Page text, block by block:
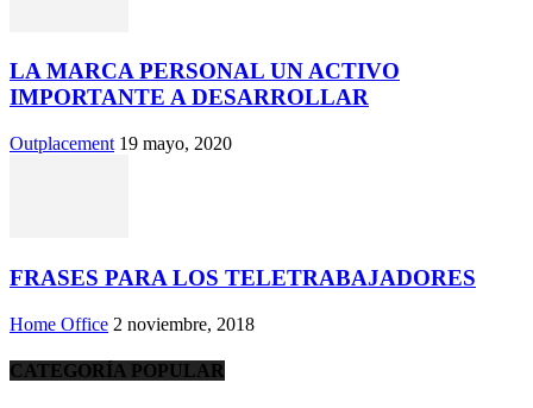
LA MARCA PERSONAL UN ACTIVO
IMPORTANTE A DESARROLLAR
Outplacement 19 mayo, 2020
FRASES PARA LOS TELETRABAJADORES
Home Office 2 noviembre, 2018
CATEGORÍA POPULAR